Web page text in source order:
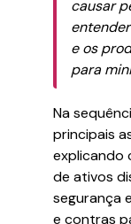
causar
e os
para
Na
principais
explicando
de ativos
segurança
e contras